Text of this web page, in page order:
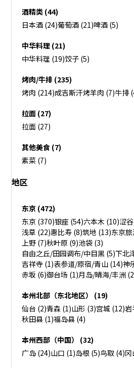
酒精类 (44)
日本酒 (24)葡萄酒 (21)啤酒 (5)
中华料理 (21)
中华料理 (19)饺子 (5)
烤肉/牛排 (235)
烤肉 (214)成吉斯汗烤羊肉 (7)牛排
拉面 (27)
拉面 (27)
其他美食 (7)
素菜 (7)
地区
东京 (472)
东京 (370)银座 (54)六本木 (10)涩
浅草 (22)惠比寿 (8)筑地 (13)东京
上野 (7)秋叶原 (9)池袋 (3)
自由之丘/田园调布/中目黑 (5)下北
吉祥寺 (1)表参道/原宿/青山 (14)神
赤坂 (6)御台场 (1)月岛/晴海/丰洲
本州北部（东北地区） (19)
仙台 (2)青森 (1)山形 (3)宫城 (12)岩
秋田县 (1)福岛县 (4)
本州西部（中国） (32)
广岛 (24)山口 (1)岛根 (5)鸟取 (4)冈